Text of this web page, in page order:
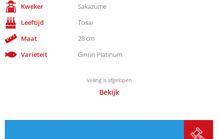
Kweker
Sakazume
Leeftijd
Tosai
Maat
28 cm
Variëteit
Ginrin Platinum
Veiling is afgelopen
Bekijk